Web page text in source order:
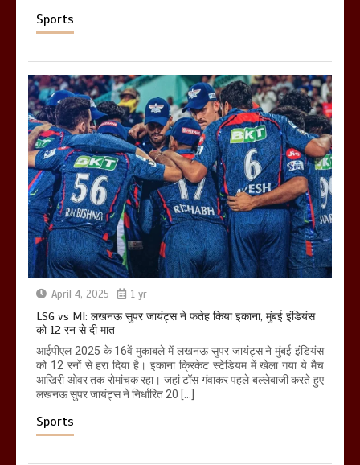
Sports
April 4, 2025 1 yr
LSG vs MI: लखनऊ सुपर जायंट्स ने फतेह किया इकाना, मुंबई इंडियंस
को 12 रन से दी मात
आईपीएल 2025 के 16वें मुकाबले में लखनऊ सुपर जायंट्स ने मुंबई इंडियंस
को 12 रनों से हरा दिया है। इकाना क्रिकेट स्टेडियम में खेला गया ये मैच
आखिरी ओवर तक रोमांचक रहा। जहां टॉस गंवाकर पहले बल्लेबाजी करते हुए
लखनऊ सुपर जायंट्स ने निर्धारित 20 […]
Sports